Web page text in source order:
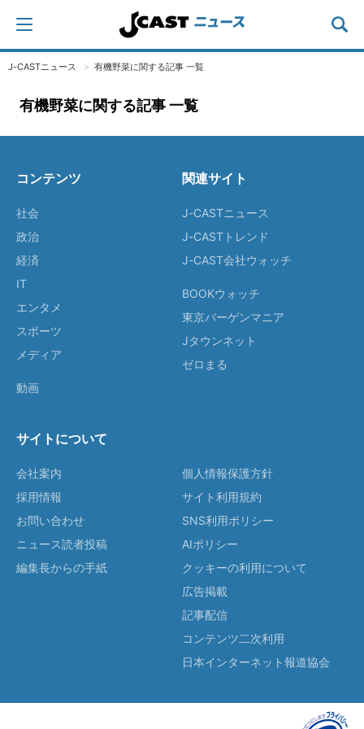
J-CASTニュース 有機野菜に関する記事 一覧
有機野菜に関する記事 一覧
コンテンツ
社会
政治
経済
IT
エンタメ
スポーツ
メディア
動画
関連サイト
J-CASTニュース
J-CASTトレンド
J-CAST会社ウォッチ
BOOKウォッチ
東京バーゲンマニア
Jタウンネット
ゼロまる
サイトについて
会社案内
採用情報
お問い合わせ
ニュース読者投稿
編集長からの手紙
個人情報保護方針
サイト利用規約
SNS利用ポリシー
AIポリシー
クッキーの利用について
広告掲載
記事配信
コンテンツ二次利用
日本インターネット報道協会